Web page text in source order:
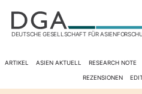
DEUTSCHE GESELLSCHAFT FÜR
ARTIKEL ASIEN AKTUELL RESEARCH NOTE
REZENSIONEN